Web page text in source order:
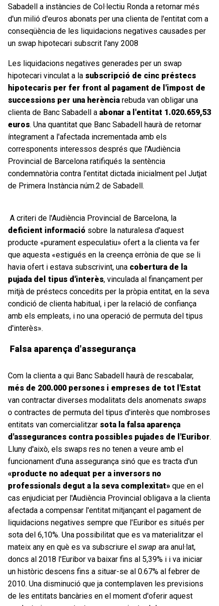
Sabadell a instàncies de Col·lectiu Ronda a retornar més
d'un milió d'euros abonats per una clienta de l'entitat com a
conseqüència de les liquidacions negatives causades per
un swap hipotecari subscrit l'any 2008
Les liquidacions negatives generades per un swap
hipotecari vinculat a la subscripció de cinc préstecs
hipotecaris per fer front al pagament de l'impost de
successions per una herència rebuda van obligar una
clienta de Banc Sabadell a abonar a l'entitat 1.020.659,53
euros. Una quantitat que Banc Sabadell haurà de retornar
íntegrament a l'afectada incrementada amb els
corresponents interessos després que l'Audiència
Provincial de Barcelona ratifiqués la sentència
condemnatòria contra l'entitat dictada inicialment pel Jutjat
de Primera Instància núm.2 de Sabadell.
A criteri de l'Audiència Provincial de Barcelona, la
deficient informació sobre la naturalesa d'aquest
producte «purament especulatiu» ofert a la clienta va fer
que aquesta «estigués en la creença errònia de que se li
havia ofert i estava subscrivint, una cobertura de la
pujada del tipus d'interès, vinculada al finançament per
mitjà de préstecs concedits per la pròpia entitat, en la seva
condició de clienta habitual, i per la relació de confiança
amb els empleats, i no una operació de permuta del tipus
d'interès».
Falsa aparença d'assegurança
Com la clienta a qui Banc Sabadell haurà de rescabalar,
més de 200.000 persones i empreses de tot l'Estat
van contractar diverses modalitats dels anomenats swaps
o contractes de permuta del tipus d'interès que nombroses
entitats van comercialitzar sota la falsa aparença
d'assegurances contra possibles pujades de l'Euribor.
Lluny d'això, els swaps res no tenen a veure amb el
funcionament d'una assegurança sinó que es tracta d'un
«producte no adequat per a inversors no
professionals degut a la seva complexitat» que en el
cas enjudiciat per l'Audiència Provincial obligava a la clienta
afectada a compensar l'entitat mitjançant el pagament de
liquidacions negatives sempre que l'Euribor es situés per
sota del 6,10%. Una possibilitat que es va materialitzar el
mateix any en què es va subscriure el swap ara anul·lat,
doncs al 2018 l'Euribor va baixar fins al 5,39% i i va iniciar
un històric descens fins a situar-se al 0.67% al febrer de
2010. Una disminució que ja contemplaven les previsions
de les entitats bancàries en el moment d'oferir aquest